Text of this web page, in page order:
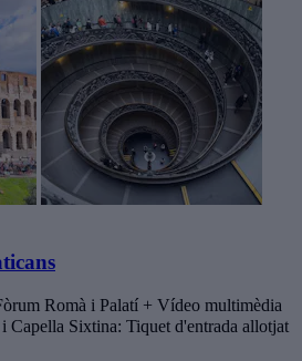
Romà i Palatí + Vídeo multimèdia
Capella Sixtina: Tiquet d'entrada allotjat